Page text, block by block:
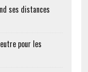
ses distances
pour les